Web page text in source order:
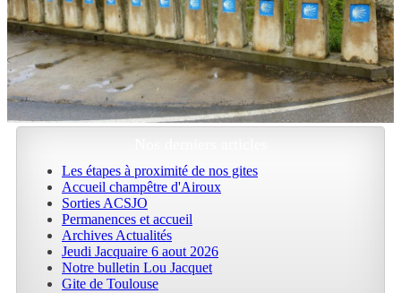
Les étapes à proximité de nos gites
Accueil champêtre d'Airoux
Sorties ACSJO
Permanences et accueil
Archives Actualités
Jeudi Jacquaire 6 aout 2026
Notre bulletin Lou Jacquet
Gite de Toulouse